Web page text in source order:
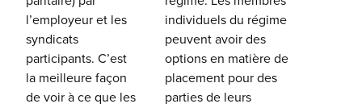
l’employeur et les
syndicats
participants. C’est
la meilleure façon
de voir à ce que les
individuels du régime
peuvent avoir des
options en matière de
placement pour des
parties de leurs